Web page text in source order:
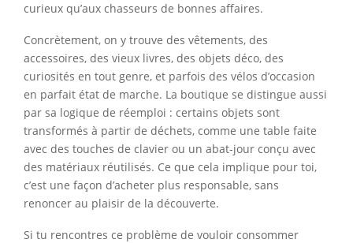
curieux qu’aux chasseurs de bonnes affaires.
Concrètement, on y trouve des vêtements, des
accessoires, des vieux livres, des objets déco, des
curiosités en tout genre, et parfois des vélos d’occasion
en parfait état de marche. La boutique se distingue aussi
par sa logique de réemploi : certains objets sont
transformés à partir de déchets, comme une table faite
avec des touches de clavier ou un abat-jour conçu avec
des matériaux réutilisés. Ce que cela implique pour toi,
c’est une façon d’acheter plus responsable, sans
renoncer au plaisir de la découverte.
Si tu rencontres ce problème de vouloir consommer